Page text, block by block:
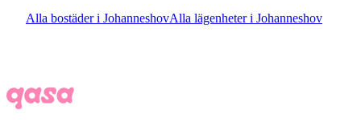
Alla bostäder i JohanneshovAlla lägenheter i Johanneshov